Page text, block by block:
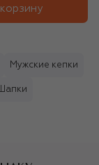
Мужские кепки